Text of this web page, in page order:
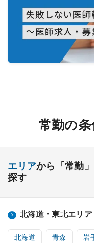
常勤の
エリアから「常勤
探す
北海道・東北エリア
北海道 青森 岩